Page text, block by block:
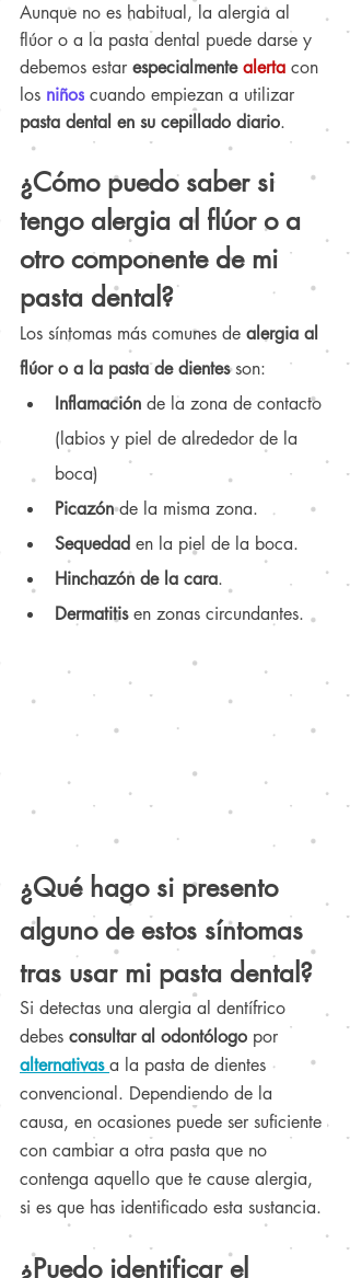
Aunque no es habitual, la alergia al
flúor o a la pasta dental puede darse y
debemos estar especialmente alerta con
los niños cuando empiezan a utilizar
pasta dental en su cepillado diario.
¿Cómo puedo saber si
tengo alergia al flúor o a
otro componente de mi
pasta dental?
Los síntomas más comunes de alergia al
flúor o a la pasta de dientes son:
Inflamación de la zona de contacto
(labios y piel de alrededor de la
boca)
Picazón de la misma zona.
Sequedad en la piel de la boca.
Hinchazón de la cara.
Dermatitis en zonas circundantes.
¿Qué hago si presento
alguno de estos síntomas
tras usar mi pasta dental?
Si detectas una alergia al dentífrico
debes consultar al odontólogo por
alternativas a la pasta de dientes
convencional. Dependiendo de la
causa, en ocasiones puede ser suficiente
con cambiar a otra pasta que no
contenga aquello que te cause alergia,
si es que has identificado esta sustancia.
¿Puedo identificar el